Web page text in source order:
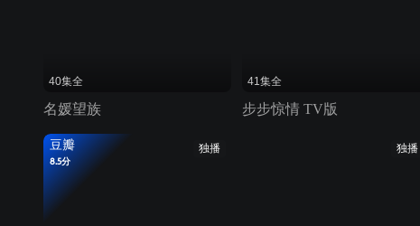
40集全
名媛望族
41集全
步步惊情 TV版
独播
豆瓣
8.5分
独播